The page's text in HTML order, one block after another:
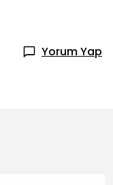
Yorum Yap